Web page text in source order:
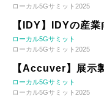
ローカル5Gサミット2025
【IDY】IDYの産
ローカル5Gサミット
ローカル5Gサミット2025
【Accuver】展示
ローカル5Gサミット
ローカル5Gサミット2025